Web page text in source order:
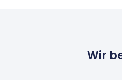
Wir